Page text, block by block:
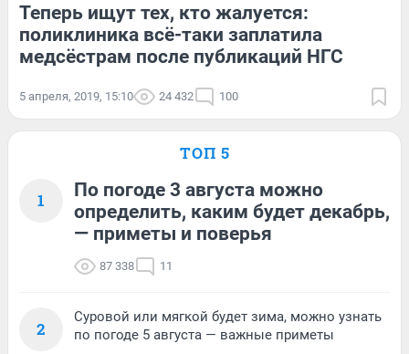
Теперь ищут тех, кто жалуется:
поликлиника всё-таки заплатила
медсёстрам после публикаций НГС
5 апреля, 2019, 15:10 24 432 100
ТОП 5
1
По погоде 3 августа можно
определить, каким будет декабрь,
— приметы и поверья
87 338 11
2
Суровой или мягкой будет зима, можно узнать
по погоде 5 августа — важные приметы